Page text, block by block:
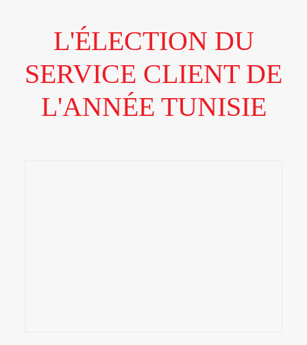
L'ÉLECTION DU
SERVICE CLIENT DE
L'ANNÉE TUNISIE